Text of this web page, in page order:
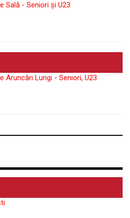
Sală - Seniori și U23
Aruncări Lungi - Seniori, U23